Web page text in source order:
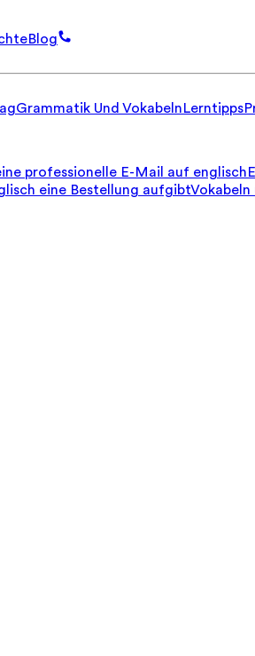
Blog
Grammatik Und VokabelnLerntipps
professionelle E-Mail auf englisch
eine Bestellung aufgibt